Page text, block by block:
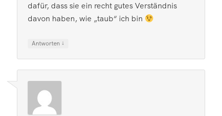
dafür, dass sie ein recht gutes Verständnis
davon haben, wie „taub“ ich bin
Antworten ↓